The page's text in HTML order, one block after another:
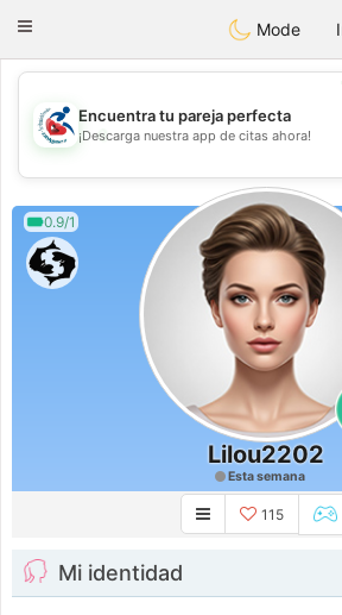
Handi
Toggle
Mode
💖
💕
Encuentra tu pareja perfecta
¡Descarga nuestra app de citas ahora!
0.9/1
Lilou2202
Esta semana
115
Mi identidad